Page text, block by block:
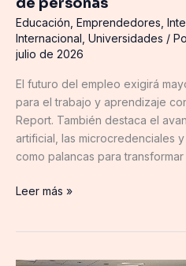
Educación Emprendedores
Internacional Universidades /
julio de 2026
El futuro del empleo exigirá
para el trabajo y aprendizaje
Report. También destaca el
artificial, las microcredenciales
como palancas para
Tecnológico
de
Monterrey
impulsa
la
transformación
de
educación
impactando
7.8
Leer más »